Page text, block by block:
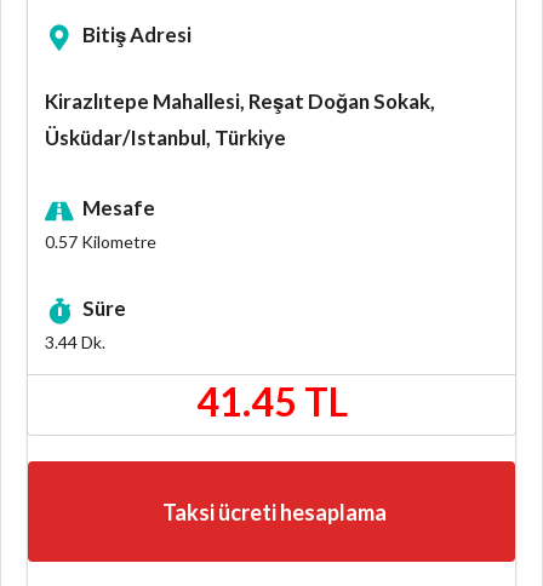
Bitiş Adresi
Kirazlıtepe Mahallesi, Reşat Doğan Sokak,
Üsküdar/Istanbul, Türkiye
Mesafe
0.57 Kilometre
Süre
3.44Dk.
41.45 TL
Taksi ücreti hesaplama